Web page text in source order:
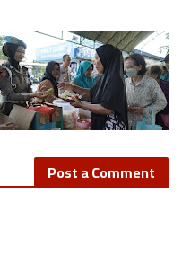
Post a Comment